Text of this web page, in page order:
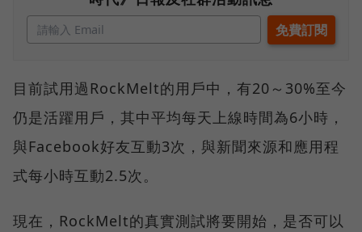
目前試用過RockMelt的用戶中，有20～30%至今
仍是活躍用戶，其中平均每天上線時間為6小時，
與Facebook好友互動3次，與新聞來源和應用程
式每小時互動2.5次。
現在，RockMelt的真實測試將要開始，是否可以